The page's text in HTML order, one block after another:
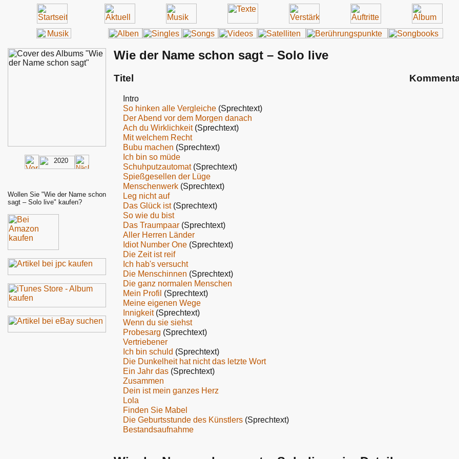
Wollen Sie "Wie der Name schon
sagt – Solo live" kaufen?
Wie der Name schon sagt – Solo live
Titel
Intro
So hinken alle Vergleiche (Sprechtext)
Der Abend vor dem Morgen danach
Ach du Wirklichkeit(Sprechtext)
Mit welchem Recht
Bubu machen (Sprechtext)
Ich bin so müde
Schuhputzautomat(Sprechtext)
Spießgesellen der Lüge
Menschenwerk (Sprechtext)
Leg nicht auf
Das Glück ist(Sprechtext)
So wie du bist
Das Traumpaar (Sprechtext)
Aller Herren Länder
Idiot Number One (Sprechtext)
Die Zeit ist reif
Ich hab's versucht
Die Menschinnen (Sprechtext)
Die ganz normalen Menschen
Mein Profil (Sprechtext)
Meine eigenen Wege
Innigkeit(Sprechtext)
Wenn du sie siehst
Probesarg (Sprechtext)
Vertriebener
Ich bin schuld (Sprechtext)
Die Dunkelheit hat nicht das letzte Wort
Ein Jahr das (Sprechtext)
Zusammen
Dein ist mein ganzes Herz
Lola
Finden Sie Mabel
Die Geburtsstunde des Künstlers (Sprechtext)
Bestandsaufnahme